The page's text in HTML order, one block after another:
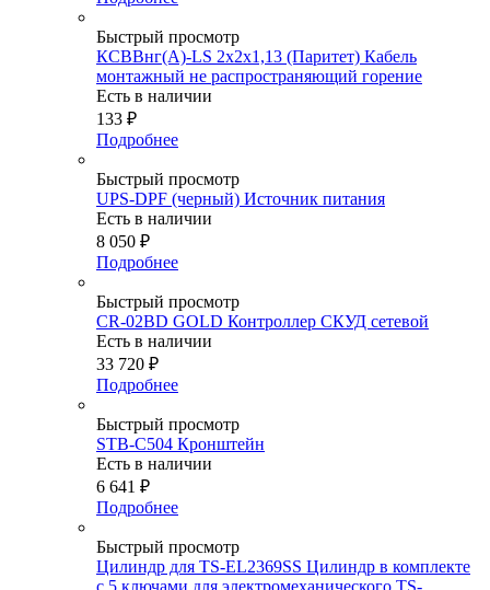
Быстрый просмотр
КСВВнг(А)-LS 2х2х1,13 (Паритет) Кабель
монтажный не распространяющий горение
Есть в наличии
133 ₽
Подробнее
Быстрый просмотр
UPS-DPF (черный) Источник питания
Есть в наличии
8 050 ₽
Подробнее
Быстрый просмотр
CR-02BD GOLD Контроллер СКУД сетевой
Есть в наличии
33 720 ₽
Подробнее
Быстрый просмотр
STB-C504 Кронштейн
Есть в наличии
6 641 ₽
Подробнее
Быстрый просмотр
Цилиндр для TS-EL2369SS Цилиндр в комплекте